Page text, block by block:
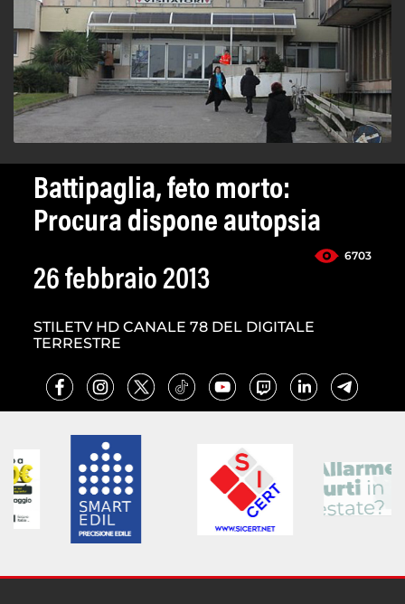
Battipaglia, feto morto:
Procura dispone autopsia
6703
26 febbraio 2013
STILETV HD CANALE 78 DEL DIGITALE
TERRESTRE